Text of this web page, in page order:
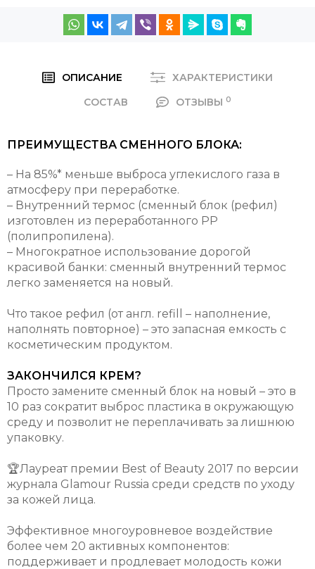
ОПИСАНИЕ
ХАРАКТЕРИСТИКИ
СОСТАВ
ОТЗЫВЫ 0
ПРЕИМУЩЕСТВА СМЕННОГО БЛОКА:
– На 85%* меньше выброса углекислого газа в
атмосферу при переработке.
– Внутренний термос (сменный блок (рефил)
изготовлен из переработанного РР
(полипропилена).
– Многократное использование дорогой
красивой банки: сменный внутренний термос
легко заменяется на новый.
Что такое рефил (от англ. refill – наполнение,
наполнять повторное) – это запасная емкость с
косметическим продуктом.
ЗАКОНЧИЛСЯ КРЕМ?
Просто замените сменный блок на новый – это в
10 раз сократит выброс пластика в окружающую
среду и позволит не переплачивать за лишнюю
упаковку.
🏆Лауреат премии Best of Beauty 2017 по версии
журнала Glamour Russia среди средств по уходу
за кожей лица.
Эффективное многоуровневое воздействие
более чем 20 активных компонентов:
поддерживает и продлевает молодость кожи